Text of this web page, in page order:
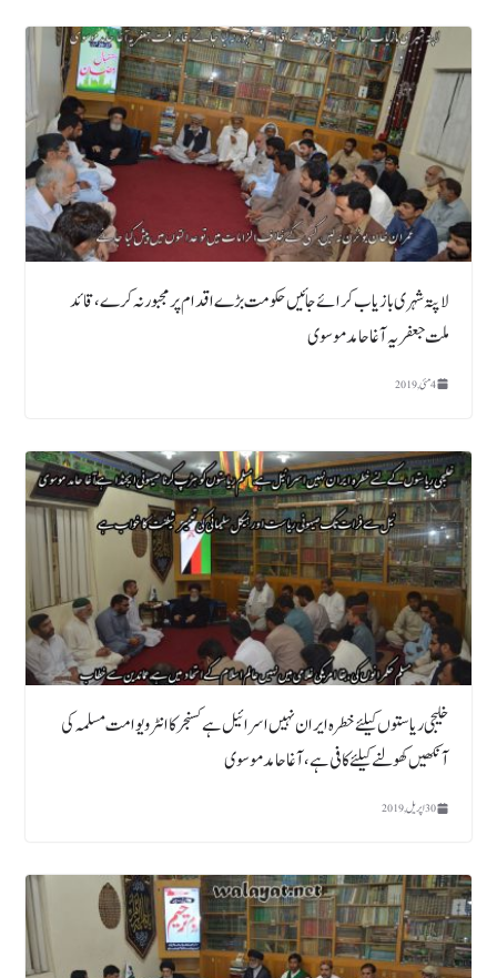
لاپتہ شہری بازیاب کرائے جائیں حکومت بڑے اقدام پر مجبور نہ کرے،قائد
ملت جعفریہ آغا حامد موسوی
4 مئی, 2019
خلیجی ریاستوں کیلئےخطرہ ایران نہیں اسرائیل ہے کسنجر کا انٹرویو امت مسلمہ کی
آنکھیں کھولنے کیلئے کافی ہے، آغا حامد موسوی
30 اپریل, 2019